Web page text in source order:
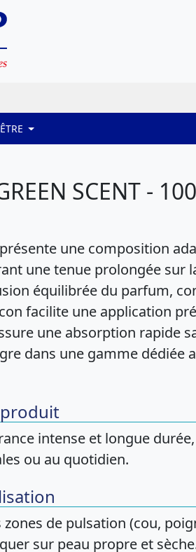
SCENT -
présente une composition
une tenue prolongée sur
équilibrée du parfum,
facilite une application
une absorption rapide
dans une gamme dédiée
intense et longue
ou au quotidien.
de pulsation (cou,
sur peau propre et